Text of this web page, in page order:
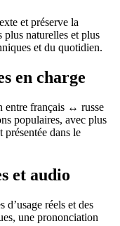
et préserve la
naturelles et plus
et du quotidien.
en charge
entre français ↔ russe
populaires, avec plus
dans le
et audio
réels et des
une prononciation